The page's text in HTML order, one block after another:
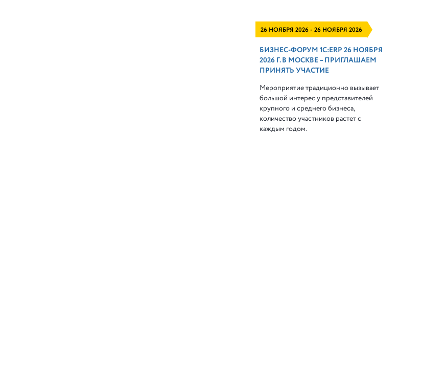
26 НОЯБРЯ 2026 - 26 НОЯБРЯ 2026
БИЗНЕС-ФОРУМ 1С:ERP 26 НОЯБРЯ
2026 Г. В МОСКВЕ – ПРИГЛАШАЕМ
ПРИНЯТЬ УЧАСТИЕ
Мероприятие традиционно вызывает
большой интерес у представителей
крупного и среднего бизнеса,
количество участников растет с
каждым годом.